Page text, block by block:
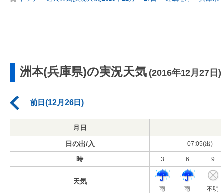
洲本(兵庫県)の実況天気 (2016年12月27日)
前日(12月26日)
月日
日の出/入 07:05(出)
時 3 6 9
天気
雨 雨 不明